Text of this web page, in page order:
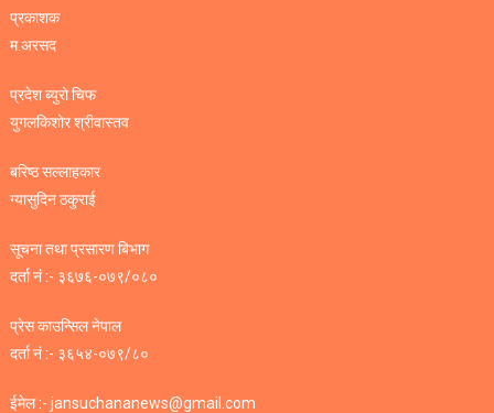
प्रकाशक
म.अरसद
प्रदेश ब्युरो चिफ
युगलकिशोर श्रीवास्तव
बरिष्ठ सल्लाहकार
ग्यासुदिन ठकुराई
सूचना तथा प्रसारण बिभाग
दर्ता नं :- ३६७६-०७९/०८०
प्रेस काउन्सिल नेपाल
दर्ता नं :- ३६५४-०७९/८०
ईमेल :- jansuchananews@gmail.com